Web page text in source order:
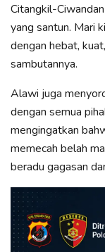
Citangkil-
yang santun. Mari
dengan hebat,
sambutannya.
Alawi juga
dengan semua
mengingatkan
memecah belah
beradu gagasan